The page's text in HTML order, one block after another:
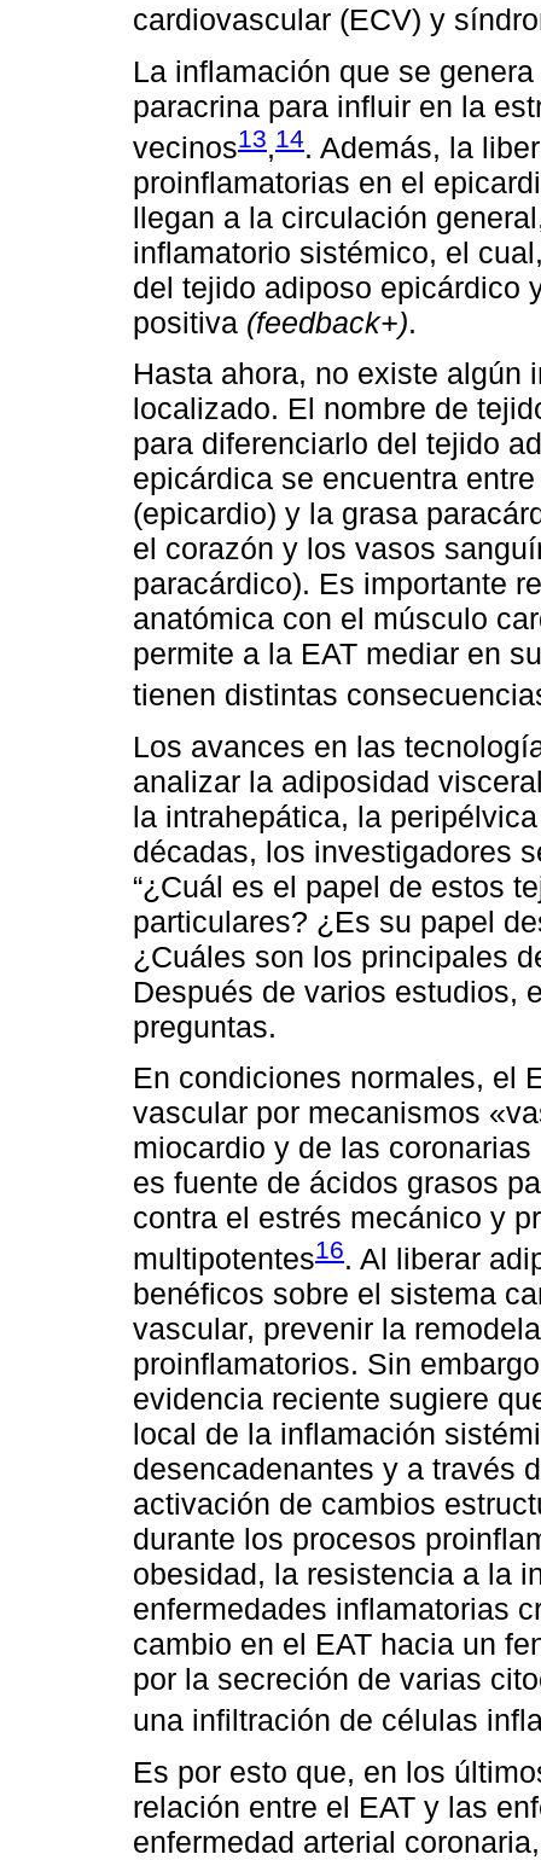
cardiovascular (ECV) y
La inflamación que se
paracrina para influir en la
vecinos13,14. Además, la
proinflamatorias en el
llegan a la circulación
inflamatorio sistémico, el
del tejido adiposo epicárdico
positiva (feedback+).
Hasta ahora, no existe algún
localizado. El nombre de
para diferenciarlo del tejido
epicárdica se encuentra
(epicardio) y la grasa
el corazón y los vasos
paracárdico). Es importante
anatómica con el músculo
permite a la EAT mediar en
tienen distintas
Los avances en las
analizar la adiposidad
la intrahepática, la
décadas, los investigadores
“¿Cuál es el papel de estos
particulares? ¿Es su papel
¿Cuáles son los principales
Después de varios estudios,
preguntas.
En condiciones normales, el
vascular por mecanismos
miocardio y de las
es fuente de ácidos grasos
contra el estrés mecánico y
multipotentes16. Al liberar
benéficos sobre el sistema
vascular, prevenir la
proinflamatorios. Sin
evidencia reciente sugiere
local de la inflamación
desencadenantes y a través
activación de cambios
durante los procesos
obesidad, la resistencia a la
enfermedades inflamatorias
cambio en el EAT hacia un
por la secreción de varias
una infiltración de células
Es por esto que, en los
relación entre el EAT y las
enfermedad arterial